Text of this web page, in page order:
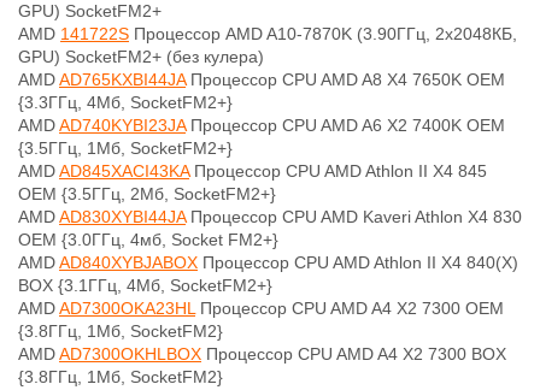
GPU) SocketFM2+
AMD 141722S Процессор AMD A10-7870K (3.90ГГц, 2x2048КБ,
GPU) SocketFM2+ (без кулера)
AMDAD765KXBI44JAПроцессор CPU AMD A8 X4 7650K OEM
{3.3ГГц, 4Мб, SocketFM2+}
AMDAD740KYBI23JAПроцессор CPU AMD A6 X2 7400K OEM
{3.5ГГц, 1Мб, SocketFM2+}
AMDAD845XACI43KAПроцессор CPU AMD Athlon II X4 845
OEM {3.5ГГц, 2Мб, SocketFM2+}
AMDAD830XYBI44JAПроцессор CPU AMD Kaveri Athlon X4 830
OEM {3.0ГГц, 4мб, Socket FM2+}
AMDAD840XYBJABOX Процессор CPU AMD Athlon II X4 840(X)
BOX {3.1ГГц, 4Мб, SocketFM2+}
AMDAD7300OKA23HLПроцессор CPU AMD A4 X2 7300 OEM
{3.8ГГц, 1Мб, SocketFM2}
AMDAD7300OKHLBOX Процессор CPU AMD A4 X2 7300 BOX
{3.8ГГц, 1Мб, SocketFM2}